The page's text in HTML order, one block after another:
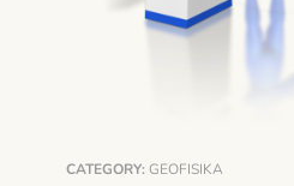
CATEGORY: GEOFISIKA